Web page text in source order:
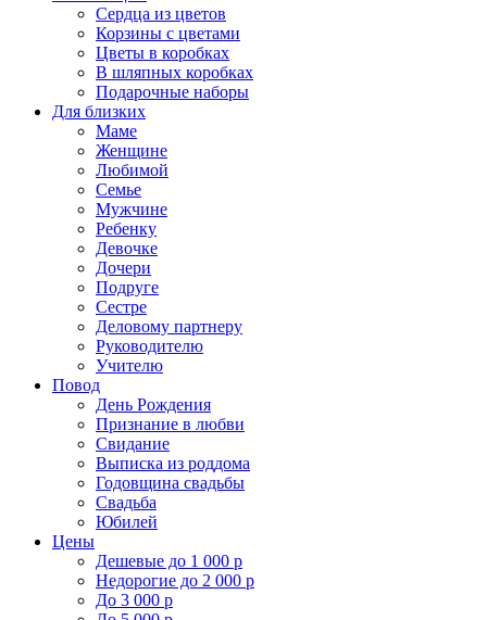
Сердца из цветов
Корзины с цветами
Цветы в коробках
В шляпных коробках
Подарочные наборы
Для близких
Маме
Женщине
Любимой
Семье
Мужчине
Ребенку
Девочке
Дочери
Подруге
Сестре
Деловому партнеру
Руководителю
Учителю
Повод
День Рождения
Признание в любви
Свидание
Выписка из роддома
Годовщина свадьбы
Свадьба
Юбилей
Цены
Дешевые до 1 000 р
Недорогие до 2 000 р
До 3 000 р